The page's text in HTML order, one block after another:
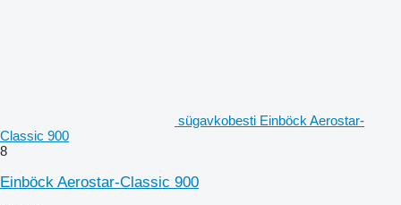
sügavkobesti Einböck Aerostar-
Classic 900
8
Einböck Aerostar-Classic 900